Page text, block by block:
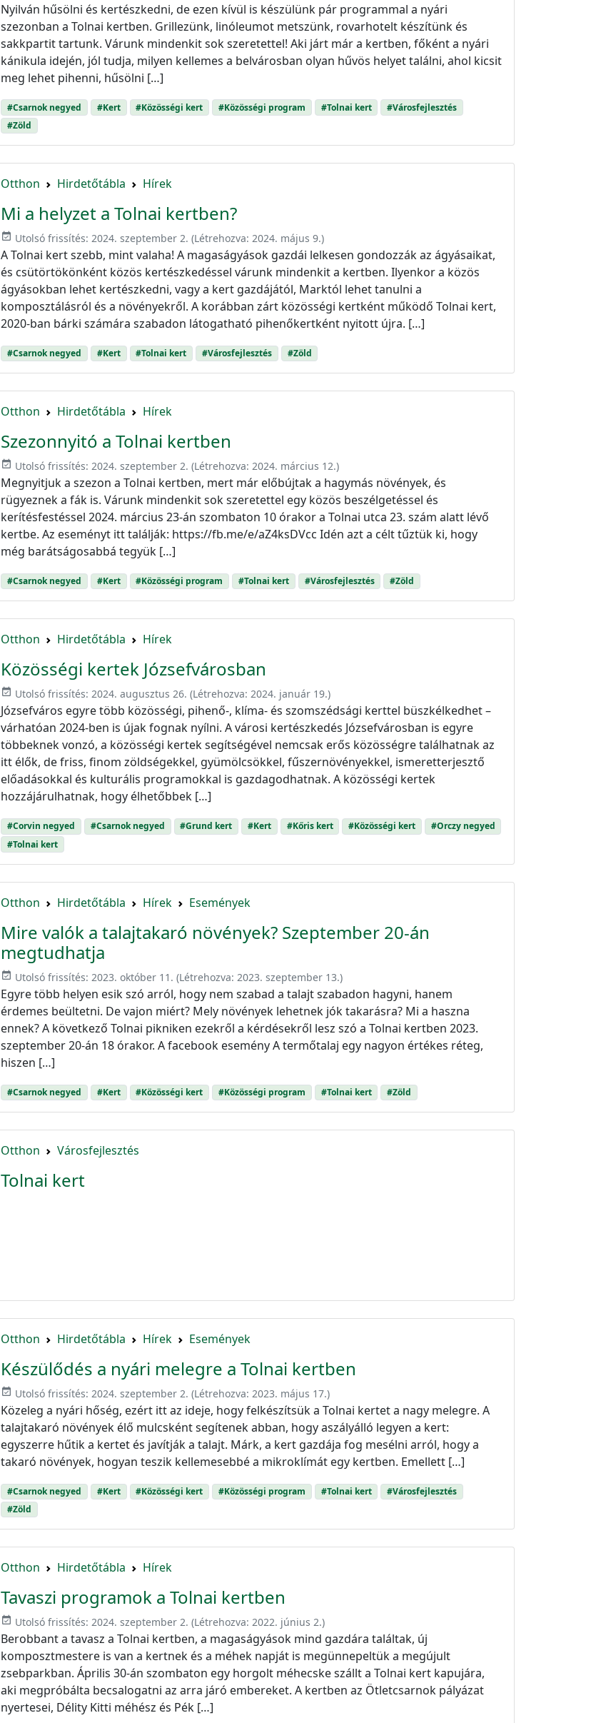
Nyilván hűsölni és kertészkedni, de ezen kívül is készülünk pár programmal a nyári
szezonban a Tolnai kertben. Grillezünk, linóleumot metszünk, rovarhotelt készítünk és
sakkpartit tartunk. Várunk mindenkit sok szeretettel! Aki járt már a kertben, főként a nyári
kánikula idején, jól tudja, milyen kellemes a belvárosban olyan hűvös helyet találni, ahol kicsit
meg lehet pihenni, hűsölni […]
#Csarnok negyed #Kert #Közösségi kert #Közösségi program #Tolnai kert
#Városfejlesztés
#Zöld
Otthon Hirdetőtábla Hírek
Mi a helyzet a Tolnai kertben?
event_available Utolsó frissítés:2024. szeptember 2. (Létrehozva:2024. május 9.)
A Tolnai kert szebb, mint valaha! A magaságyások gazdái lelkesen gondozzák az ágyásaikat,
és csütörtökönként közös kertészkedéssel várunk mindenkit a kertben. Ilyenkor a közös
ágyásokban lehet kertészkedni, vagy a kert gazdájától, Marktól lehet tanulni a
komposztálásról és a növényekről. A korábban zárt közösségi kertként működő Tolnai kert,
2020-ban bárki számára szabadon látogatható pihenőkertként nyitott újra. […]
#Csarnok negyed #Kert #Tolnai kert #Városfejlesztés #Zöld
Otthon Hirdetőtábla Hírek
Szezonnyitó a Tolnai kertben
event_available Utolsó frissítés:2024. szeptember 2. (Létrehozva:2024. március 12.)
Megnyitjuk a szezon a Tolnai kertben, mert már előbújtak a hagymás növények, és
rügyeznek a fák is. Várunk mindenkit sok szeretettel egy közös beszélgetéssel és
kerítésfestéssel 2024. március 23-án szombaton 10 órakor a Tolnai utca 23. szám alatt lévő
kertbe. Az eseményt itt találják: https://fb.me/e/aZ4ksDVcc Idén azt a célt tűztük ki, hogy
még barátságosabbá tegyük […]
#Csarnok negyed #Kert #Közösségi program #Tolnai kert #Városfejlesztés #Zöld
Otthon Hirdetőtábla Hírek
Közösségi kertek Józsefvárosban
event_available Utolsó frissítés:2024. augusztus 26. (Létrehozva:2024. január 19.)
Józsefváros egyre több közösségi, pihenő-, klíma- és szomszédsági kerttel büszkélkedhet –
várhatóan 2024-ben is újak fognak nyílni. A városi kertészkedés Józsefvárosban is egyre
többeknek vonzó, a közösségi kertek segítségével nemcsak erős közösségre találhatnak az
itt élők, de friss, finom zöldségekkel, gyümölcsökkel, fűszernövényekkel, ismeretterjesztő
előadásokkal és kulturális programokkal is gazdagodhatnak. A közösségi kertek
hozzájárulhatnak, hogy élhetőbbek […]
#Corvin negyed #Csarnok negyed #Grund kert #Kert #Kőris kert #Közösségi kert
#Orczy negyed
#Tolnai kert
Otthon Hirdetőtábla Hírek Események
Mire valók a talajtakaró növények? Szeptember 20-án
megtudhatja
event_available Utolsó frissítés: 2023. október 11. (Létrehozva: 2023. szeptember 13.)
Egyre több helyen esik szó arról, hogy nem szabad a talajt szabadon hagyni, hanem
érdemes beültetni. De vajon miért? Mely növények lehetnek jók takarásra? Mi a haszna
ennek? A következő Tolnai pikniken ezekről a kérdésekről lesz szó a Tolnai kertben 2023.
szeptember 20-án 18 órakor. A facebook esemény A termőtalaj egy nagyon értékes réteg,
hiszen […]
#Csarnok negyed #Kert #Közösségi kert #Közösségi program #Tolnai kert #Zöld
Otthon Városfejlesztés
Tolnai kert
Otthon Hirdetőtábla Hírek Események
Készülődés a nyári melegre a Tolnai kertben
event_available Utolsó frissítés: 2024. szeptember 2. (Létrehozva: 2023. május 17.)
Közeleg a nyári hőség, ezért itt az ideje, hogy felkészítsük a Tolnai kertet a nagy melegre. A
talajtakaró növények élő mulcsként segítenek abban, hogy aszályálló legyen a kert:
egyszerre hűtik a kertet és javítják a talajt. Márk, a kert gazdája fog mesélni arról, hogy a
takaró növények, hogyan teszik kellemesebbé a mikroklímát egy kertben. Emellett […]
#Csarnok negyed #Kert #Közösségi kert #Közösségi program #Tolnai kert
#Városfejlesztés
#Zöld
Otthon Hirdetőtábla Hírek
Tavaszi programok a Tolnai kertben
event_available Utolsó frissítés:2024. szeptember 2. (Létrehozva:2022. június 2.)
Berobbant a tavasz a Tolnai kertben, a magaságyások mind gazdára találtak, új
komposztmestere is van a kertnek és a méhek napját is megünnepeltük a megújult
zsebparkban. Április 30-án szombaton egy horgolt méhecske szállt a Tolnai kert kapujára,
aki megpróbálta becsalogatni az arra járó embereket. A kertben az Ötletcsarnok pályázat
nyertesei, Délity Kitti méhész és Pék […]